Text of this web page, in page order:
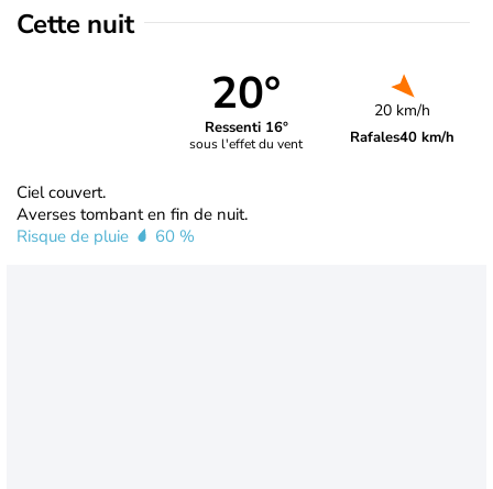
Cette nuit
20°
Ressenti 16°
sous l'effet du vent
20 km/h
Rafales40 km/h
Ciel couvert.
Averses tombant en fin de nuit.
Risque de pluie
60 %